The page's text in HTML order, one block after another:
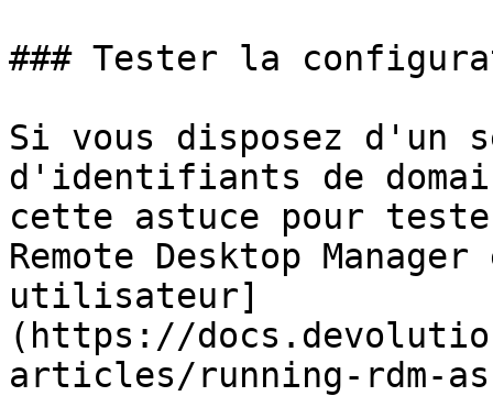
### Tester la
Si vous disposez d'un
d'identifiants de
cette astuce pour
Remote Desktop
utilisateur]
(https://
articles/running-rdm-